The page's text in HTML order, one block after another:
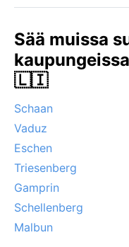
Sää muissa
🇱🇮
Schaan
Vaduz
Eschen
Triesenberg
Gamprin
Schellenberg
Malbun